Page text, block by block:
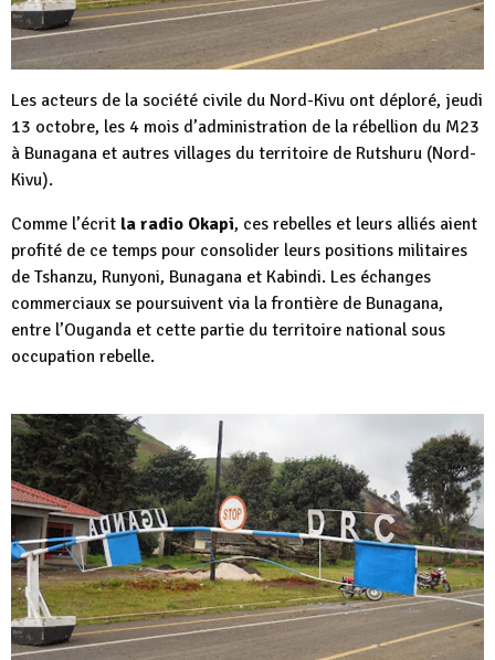
Les acteurs de la société civile du Nord-Kivu ont déploré, jeudi
13 octobre, les 4 mois d’administration de la rébellion du M23
à Bunagana et autres villages du territoire de Rutshuru (Nord-
Kivu).
Comme l’écrit la radio Okapi, ces rebelles et leurs alliés aient
profité de ce temps pour consolider leurs positions militaires
de Tshanzu, Runyoni, Bunagana et Kabindi. Les échanges
commerciaux se poursuivent via la frontière de Bunagana,
entre l’Ouganda et cette partie du territoire national sous
occupation rebelle.